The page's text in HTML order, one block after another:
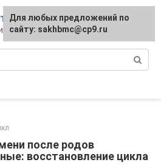
их лечение
после родов
восстановление цикла
Для любых предложений по
сайту: sakhbmc@cp9.ru